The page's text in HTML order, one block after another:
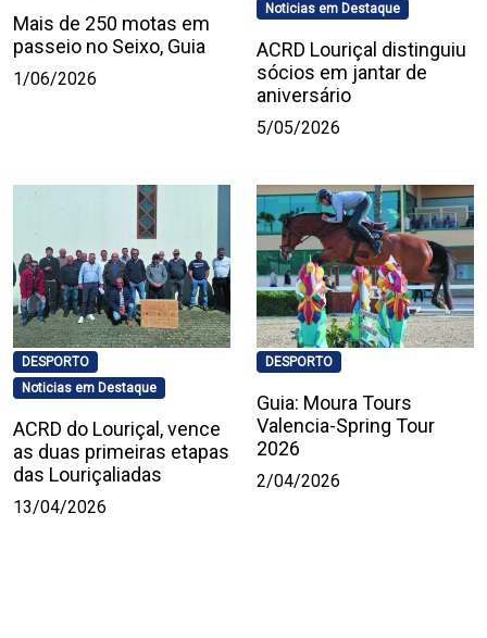
Mais de 250 motas em
passeio no Seixo, Guia
1/06/2026
Noticias em Destaque
ACRD Louriçal distinguiu
sócios em jantar de
aniversário
5/05/2026
DESPORTO
Noticias em Destaque
ACRD do Louriçal, vence
as duas primeiras etapas
das Louriçaliadas
13/04/2026
DESPORTO
Guia: Moura Tours
Valencia-Spring Tour
2026
2/04/2026